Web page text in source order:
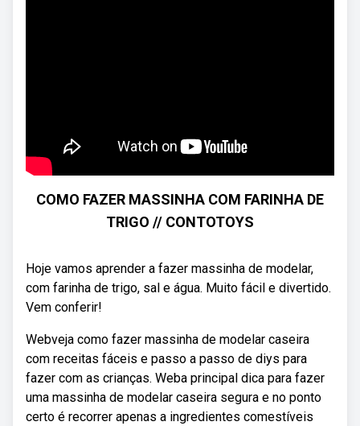
COMO FAZER MASSINHA COM FARINHA DE
TRIGO // CONTOTOYS
Hoje vamos aprender a fazer massinha de modelar,
com farinha de trigo, sal e água. Muito fácil e divertido.
Vem conferir!
Webveja como fazer massinha de modelar caseira
com receitas fáceis e passo a passo de diys para
fazer com as crianças. Weba principal dica para fazer
uma massinha de modelar caseira segura e no ponto
certo é recorrer apenas a ingredientes comestíveis